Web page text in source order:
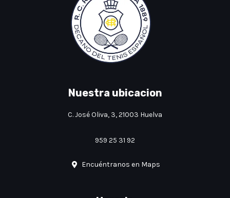
Nuestra ubicacion
C. José Oliva, 3, 21003 Huelva
959 25 31 92
Encuéntranos en Maps